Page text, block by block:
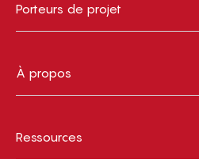
Porteurs de projet
À propos
Ressources